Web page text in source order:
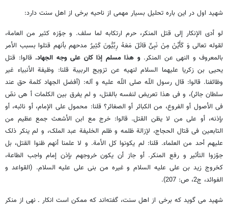
شهید اول در این باره تحلیل بسیار مهمی از ناحیه برخی از اهل سنت دارد:
لو أدی الإنکار إلی قتل المنکر، حرم ارتکابه لما سلف. و جوّزه کثیر من العامة،
لقوله تعالی وَ کَأَیِّنْ مِنْ نَبِیٍّ قاتَلَ مَعَهُ رِبِّیُّونَ کَثِیرٌ مدحهم بأنهم قتلوا بسبب الأمر
بالمعروف و النهی عن المنکر.و هذا مسلم إذا کان علی وجه الجهاد. قالوا: قتل
یحیی بن زکریا علیهما السلام لنهیه عن تزویج الربیبة قلنا: وظیفة الأنبیاء غیر
وظائفنا. قالوا: قال رسول اللّه صلی اللّه علیه و آله: (أفضل الجهاد کلمة حق عند
سلطان جائر)، و فی هذا تعریض لنفسه بالقتل، و لم یفرق بین الکلمات أ هی نصّ
فی الأصول أو الفروع، من الکبائر أو الصغائر؟ قلنا: محمول علی الإمام، أو نائبه، أو
بإذنه، أو علی من لا یظن القتل. قالوا: خرج مع ابن الأشعث جمع عظیم من
التابعین فی قتال الحجاج، لإزالة ظلمه و ظلم الخلیفة عبد الملک، و لم ینکر ذلک
علیهم أحد من العلماء. قلنا: لم یکونوا کل الأمة. و لا علمنا أنهم ظنوا القتل، بل
جوّزوا التأثیر و رفع المنکر. أو جاز أن یکون خروجهم بإذن إمام واجب الطاعة،
کخروج زید بن علی علیه السلام و غیره من بنی علی علیه السلام. (القواعد و
الفوائد، ج‌2، ص: 207‌).
شهید می گوید که برخی از اهل سنت، گفته‌اند که ممکن است انکار ـ نهی از منکر